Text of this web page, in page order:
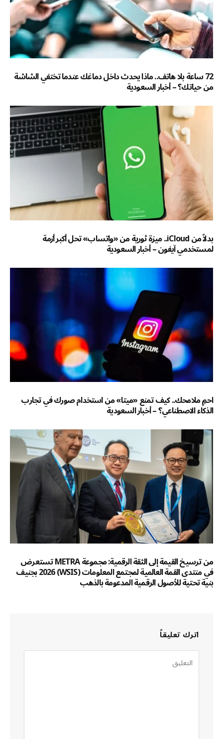
72 ساعة بلا هاتف.. ماذا يحدث داخل دماغك عندما تختفي الشاشة
من حياتك؟ – أخبار السعودية
بدلاً من iCloud.. ميزة ثورية من «واتساب» تحل أكبر أزمة
لمستخدمي آيفون – أخبار السعودية
احمِ ملامحك.. كيف تمنع «ميتا» من استخدام صورك في تجارب
الذكاء الاصطناعي؟ – أخبار السعودية
من ترسيخ القيمة إلى الثقة الرقمية: مجموعة METRA تستعرض
في منتدى القمة العالمية لمجتمع المعلومات (WSIS) 2026 بجنيف
بنية تحتية للأصول الرقمية المدعومة بالذهب
اترك تعليقاً